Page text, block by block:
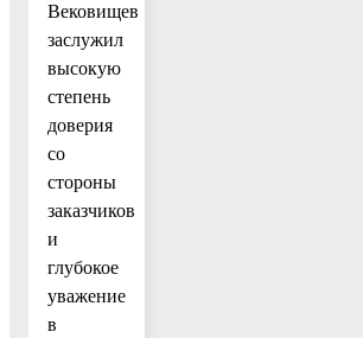
Вековищев
заслужил
высокую
степень
доверия
со
стороны
заказчиков
и
глубокое
уважение
в